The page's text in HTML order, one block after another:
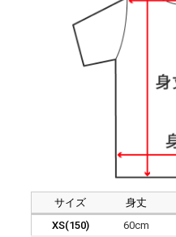
サイズ 身丈
XS(150)
60cm